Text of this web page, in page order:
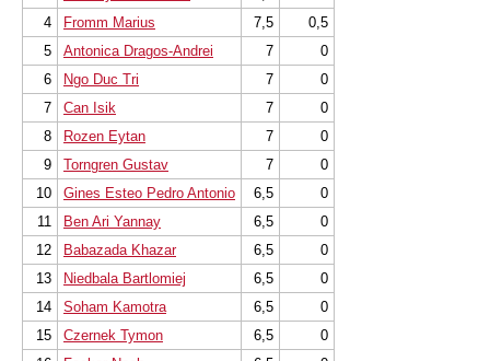
4
Fromm Marius 7,5
0,5
5
Antonica Dragos-Andrei 7
0
6
Ngo Duc Tri 7
0
7
Can Isik 7
0
8
Rozen Eytan 7
0
9
Torngren Gustav 7
0
10
Gines Esteo Pedro Antonio 6,5
0
11
Ben Ari Yannay 6,5
0
12
Babazada Khazar 6,5
0
13
Niedbala Bartlomiej 6,5
0
14
Soham Kamotra 6,5
0
15
Czernek Tymon 6,5
0